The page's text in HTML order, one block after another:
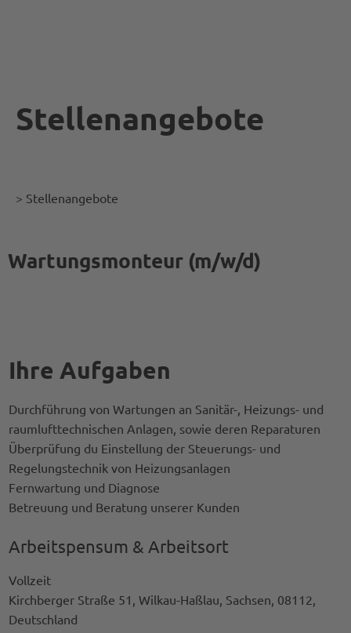
Stellenangebote
> Stellenangebote
Wartungsmonteur (m/w/d)
Ihre Aufgaben
Durchführung von Wartungen an Sanitär-, Heizungs- und
raumlufttechnischen Anlagen, sowie deren Reparaturen
Überprüfung du Einstellung der Steuerungs- und
Regelungstechnik von Heizungsanlagen
Fernwartung und Diagnose
Betreuung und Beratung unserer Kunden
Arbeitspensum & Arbeitsort
Vollzeit
Kirchberger Straße 51, Wilkau-Haßlau, Sachsen, 08112,
Deutschland